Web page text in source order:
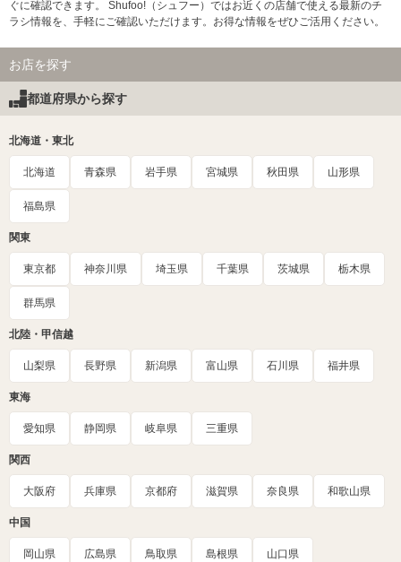
ぐに確認できます。 Shufoo!（シュフー）ではお近くの店舗で使える最新のチ
ラシ情報を、手軽にご確認いただけます。お得な情報をぜひご活用ください。
お店を探す
都道府県から探す
北海道・東北
北海道 青森県 岩手県 宮城県 秋田県 山形県
福島県
関東
東京都 神奈川県 埼玉県 千葉県 茨城県 栃木県
群馬県
北陸・甲信越
山梨県 長野県 新潟県 富山県 石川県 福井県
東海
愛知県 静岡県 岐阜県 三重県
関西
大阪府 兵庫県 京都府 滋賀県 奈良県 和歌山県
中国
岡山県 広島県 鳥取県 島根県 山口県